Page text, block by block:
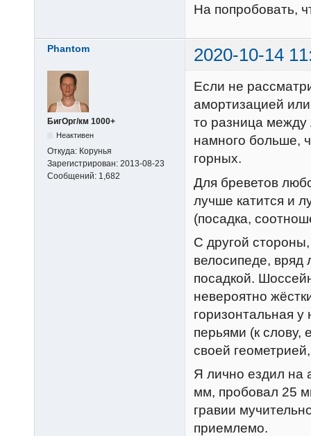
На попробовать,
Phantom 2020-10-14
БигОрг/км 1000+
Неактивен
Откуда: Корунья
Зарегистрирован: 2013-08-23
Сообщений: 1,682
Если не
амортизацией или
то разница
намного больше,
горных.
Для бреветов
лучше катится и
(посадка,
С другой
велосипеде,
посадкой.
невероятно
горизонтальная у
перьями (к слову,
своей
Я лично ездил на
мм, пробовал 25
гравии
приемлемо.